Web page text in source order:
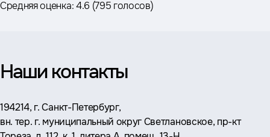
Средняя оценка:4.6 (795 голосов)
Наши контакты
Адрес:
194214, г. Санкт-Петербург,
вн. тер. г. муниципальный округ Светлановское, пр-кт